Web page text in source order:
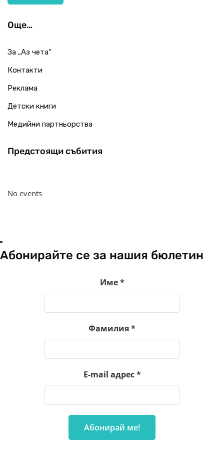
Още…
За „Аз чета“
Контакти
Реклама
Детски книги
Медийни партньорства
Предстоящи събития
No events
Абонирайте се за нашия бюлетин
Име*
Фамилия*
E-mail адрес*